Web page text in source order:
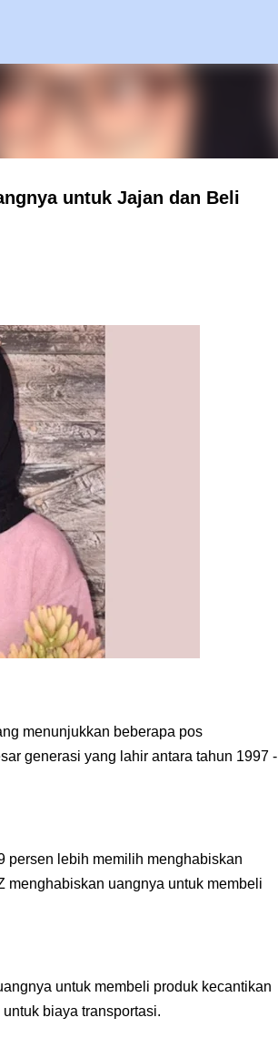
untuk Jajan dan Beli
menunjukkan beberapa pos
generasi yang lahir antara tahun 1997 -
persen lebih memilih menghabiskan
menghabiskan uangnya untuk membeli
untuk membeli produk kecantikan
biaya transportasi.